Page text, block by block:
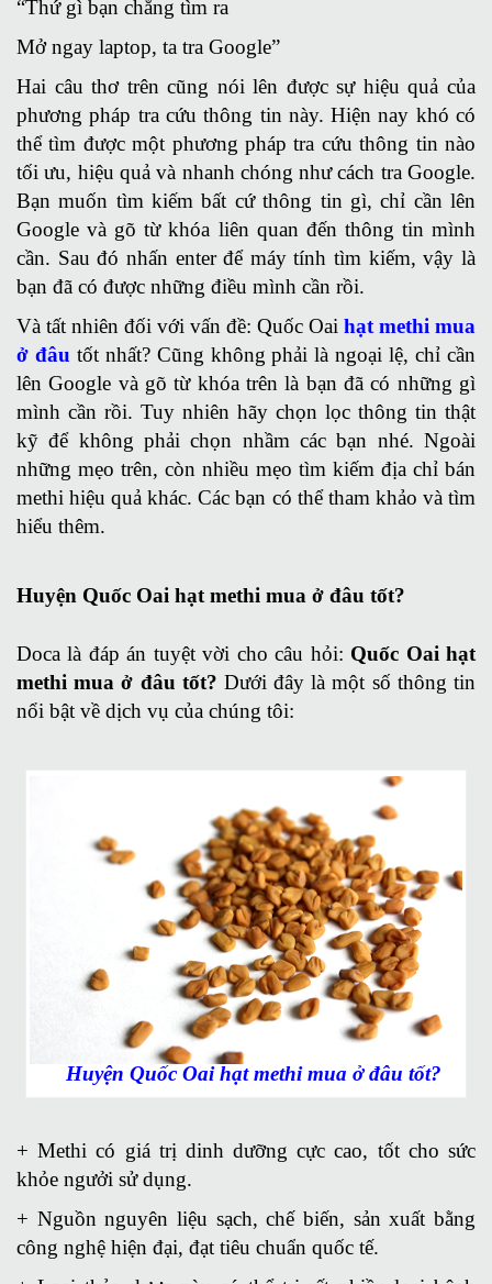
“Thứ gì bạn chẳng tìm ra
Mở ngay laptop, ta tra Google”
Hai câu thơ trên cũng nói lên được sự hiệu quả của
phương pháp tra cứu thông tin này. Hiện nay khó có
thể tìm được một phương pháp tra cứu thông tin nào
tối ưu, hiệu quả và nhanh chóng như cách tra Google.
Bạn muốn tìm kiếm bất cứ thông tin gì, chỉ cần lên
Google và gõ từ khóa liên quan đến thông tin mình
cần. Sau đó nhấn enter để máy tính tìm kiếm, vậy là
bạn đã có được những điều mình cần rồi.
Và tất nhiên đối với vấn đề: Quốc Oai hạt methi mua
ở đâu tốt nhất? Cũng không phải là ngoại lệ, chỉ cần
lên Google và gõ từ khóa trên là bạn đã có những gì
mình cần rồi. Tuy nhiên hãy chọn lọc thông tin thật
kỹ để không phải chọn nhầm các bạn nhé. Ngoài
những mẹo trên, còn nhiều mẹo tìm kiếm địa chỉ bán
methi hiệu quả khác. Các bạn có thể tham khảo và tìm
hiểu thêm.
Huyện Quốc Oai hạt methi mua ở đâu tốt?
Doca là đáp án tuyệt vời cho câu hỏi: Quốc Oai hạt
methi mua ở đâu tốt? Dưới đây là một số thông tin
nổi bật về dịch vụ của chúng tôi:
Huyện Quốc Oai hạt methi mua ở đâu tốt?
+ Methi có giá trị dinh dưỡng cực cao, tốt cho sức
khỏe ngưởi sử dụng.
+ Nguồn nguyên liệu sạch, chế biến, sản xuất bằng
công nghệ hiện đại, đạt tiêu chuẩn quốc tế.